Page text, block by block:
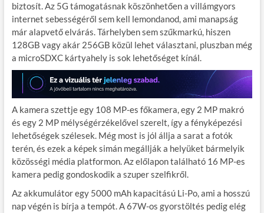
biztosít. Az 5G támogatásnak köszönhetően a villámgyors
internet sebességéről sem kell lemondanod, ami manapság
már alapvető elvárás. Tárhelyben sem szűkmarkú, hiszen
128GB vagy akár 256GB közül lehet választani, pluszban még
a microSDXC kártyahely is sok lehetőséget kínál.
A kamera szettje egy 108 MP-es főkamera, egy 2 MP makró
és egy 2 MP mélységérzékelővel szerelt, így a fényképezési
lehetőségek szélesek. Még most is jól állja a sarat a fotók
terén, és ezek a képek simán megállják a helyüket bármelyik
közösségi média platformon. Az előlapon található 16 MP-es
kamera pedig gondoskodik a szuper szelfikről.
Az akkumulátor egy 5000 mAh kapacitású Li-Po, ami a hosszú
nap végén is bírja a tempót. A 67W-os gyorstöltés pedig elég